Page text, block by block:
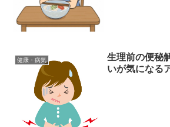
健康・病気
生理前の便秘
いが気になる